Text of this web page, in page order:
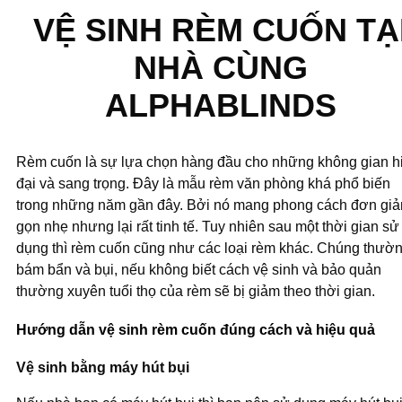
VỆ SINH RÈM CUỐN
NHÀ CÙNG
ALPHABLINDS
Rèm cuốn là sự lựa chọn hàng đầu cho những không gian
đại và sang trọng. Đây là mẫu rèm văn phòng khá phổ biến
trong những năm gần đây. Bởi nó mang phong cách đơn
gọn nhẹ nhưng lại rất tinh tế. Tuy nhiên sau một thời gian sử
dụng thì rèm cuốn cũng như các loại rèm khác. Chúng
bám bẩn và bụi, nếu không biết cách vệ sinh và bảo quản
thường xuyên tuổi thọ của rèm sẽ bị giảm theo thời gian.
Hướng dẫn vệ sinh rèm cuốn đúng cách và hiệu quả
Vệ sinh bằng máy hút bụi